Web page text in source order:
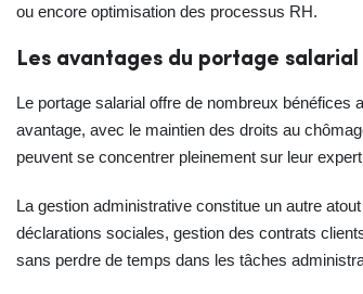
ou encore optimisation des processus RH.
Les avantages du portage salarial
Le portage salarial offre de nombreux
avantage, avec le maintien des droits au
peuvent se concentrer pleinement sur leur
La gestion administrative constitue un autre
déclarations sociales, gestion des contrats
sans perdre de temps dans les tâches